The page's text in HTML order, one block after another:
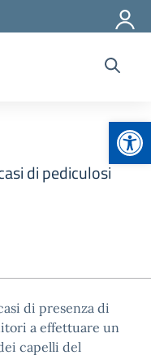
di pediculosi
di presenza di
a effettuare un
capelli del